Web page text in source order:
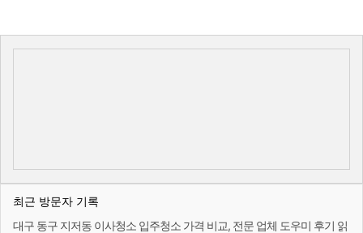
최근 방문자 기록
대구 동구 지저동 이사청소 입주청소 가격 비교, 전문 업체 도우미 후기 읽